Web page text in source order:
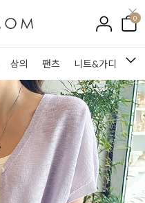
0
상의 팬츠 니트&가디건